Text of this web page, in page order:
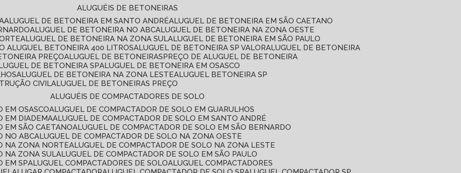
ALUGUÉIS DE BETONEIRAS
ALUGUEL DE BETONEIRA EM SANTO ANDRÉ ALUGUEL DE BETONEIRA EM SÃO CAETANO
ALUGUEL DE BETONEIRA NO ABC ALUGUEL DE BETONEIRA NA ZONA OESTE
ALUGUEL DE BETONEIRA NA ZONA SUL ALUGUEL DE BETONEIRA EM SÃO PAULO
ALUGUEL BETONEIRA 400 LITROS ALUGUEL DE BETONEIRA SP VALOR ALUGUEL DE BETONEIRA
PREÇO ALUGUEL DE BETONEIRAS
PREÇO DE ALUGUEL DE BETONEIRA
DE BETONEIRA SP ALUGUEL DE BETONEIRA EM OSASCO
ALUGUEL DE BETONEIRA NA ZONA LESTE ALUGUEL BETONEIRA SP
CIVIL ALUGUEL DE BETONEIRAS PREÇO
ALUGUÉIS DE COMPACTADORES DE SOLO
EM OSASCO ALUGUEL DE COMPACTADOR DE SOLO EM GUARULHOS
EM DIADEMA ALUGUEL DE COMPACTADOR DE SOLO EM SANTO ANDRÉ
EM SÃO CAETANO ALUGUEL DE COMPACTADOR DE SOLO EM SÃO BERNARDO
NO ABC ALUGUEL DE COMPACTADOR DE SOLO NA ZONA OESTE
NA ZONA NORTE ALUGUEL DE COMPACTADOR DE SOLO NA ZONA LESTE
NA ZONA SUL ALUGUEL DE COMPACTADOR DE SOLO EM SÃO PAULO
EM SP ALUGUEL COMPACTADORES DE SOLO ALUGUEL COMPACTADORES